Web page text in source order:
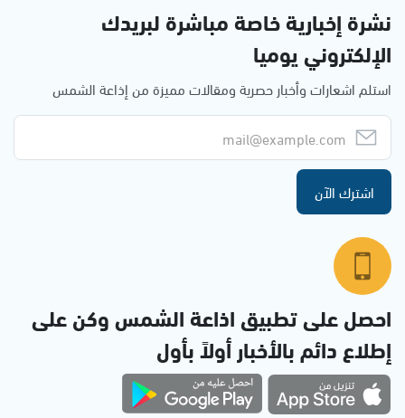
نشرة إخبارية خاصة مباشرة لبريدك
الإلكتروني يوميا
استلم اشعارات وأخبار حصرية ومقالات مميزة من إذاعة الشمس
اشترك الآن
احصل على تطبيق اذاعة الشمس وكن على
إطلاع دائم بالأخبار أولاً بأول